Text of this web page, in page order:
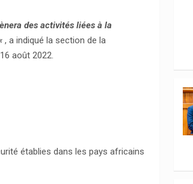
des activités liées à la
, a indiqué la section de la
août 2022.
établies dans les pays africains